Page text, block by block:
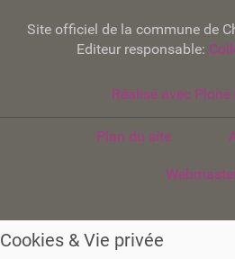
Site officiel de la commune de
Editeur responsable:
Réalisé avec Plone
Plan du site
Cookies & Vie privée